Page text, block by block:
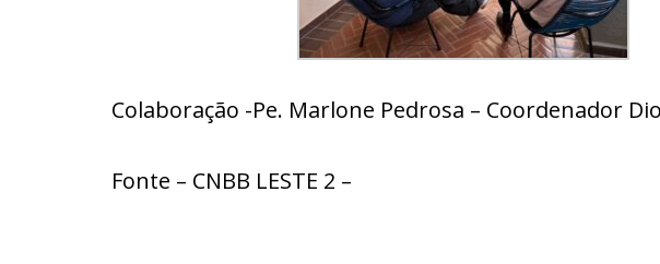
Colaboração -Pe. Marlone Pedrosa – Coordenador
Fonte – CNBB LESTE 2 –